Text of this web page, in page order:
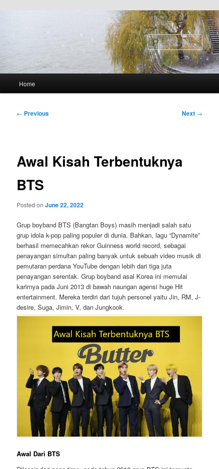
Search
Home
Post
← Previous Next →
Awal Kisah Terbentuknya
BTS
Posted onJune 22, 2022
Grup boyband BTS (Bangtan Boys) masih menjadi salah satu
grup idola k-pop paling populer di dunia. Bahkan, lagu “Dynamite”
berhasil memecahkan rekor Guinness world record, sebagai
penayangan simultan paling banyak untuk sebuah video musik di
pemutaran perdana YouTube dengan lebih dari tiga juta
penayangan serentak. Grup boyband asal Korea ini memulai
karirnya pada Juni 2013 di bawah naungan agensi huge Hit
entertainment. Mereka terdiri dari tujuh personel yaitu Jin, RM, J-
desire, Suga, Jimin, V, dan Jungkook.
Awal Dari BTS